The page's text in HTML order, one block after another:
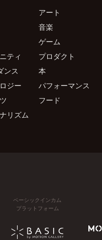
アート
音楽
ゲーム
ティ
プロダクト
ンス
本
ジー
パフォーマンス
フード
リズム
ベーシックインカム
プラットフォーム